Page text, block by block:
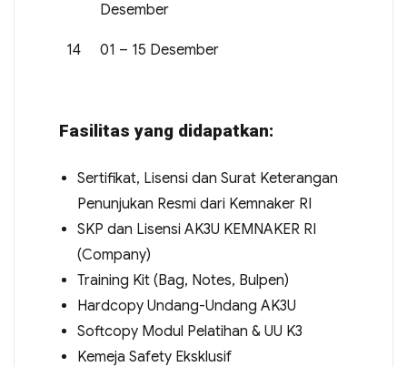
Desember
14 01 – 15 Desember
Fasilitas yang didapatkan:
Sertifikat, Lisensi dan Surat Keterangan
Penunjukan Resmi dari Kemnaker RI
SKP dan Lisensi AK3U KEMNAKER RI
(Company)
Training Kit (Bag, Notes, Bulpen)
Hardcopy Undang-Undang AK3U
Softcopy Modul Pelatihan & UU K3
Kemeja Safety Eksklusif